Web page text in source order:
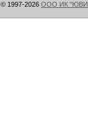
© 1997-2026 ООО ИК